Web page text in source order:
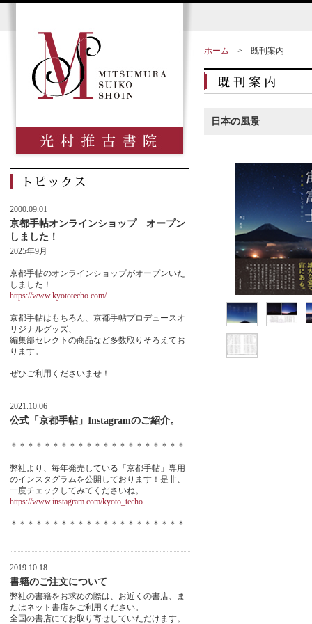
ホーム > 既刊案内
日本の風景
2000.09.01
京都手帖オンラインショップ オープン
しました！
2025年9月
京都手帖のオンラインショップがオープンいた
しました！
https://www.kyototecho.com/
京都手帖はもちろん、京都手帖プロデュースオ
リジナルグッズ、
編集部セレクトの商品など多数取りそろえてお
ります。
ぜひご利用くださいませ！
2021.10.06
公式「京都手帖」Instagramのご紹介。
＊＊＊＊＊＊＊＊＊＊＊＊＊＊＊＊＊＊＊＊＊
弊社より、毎年発売している「京都手帖」専用
のインスタグラムを公開しております！是非、
一度チェックしてみてくださいね。
https://www.instagram.com/kyoto_techo
＊＊＊＊＊＊＊＊＊＊＊＊＊＊＊＊＊＊＊＊＊
2019.10.18
書籍のご注文について
弊社の書籍をお求めの際は、お近くの書店、ま
たはネット書店をご利用ください。
全国の書店にてお取り寄せしていただけます。